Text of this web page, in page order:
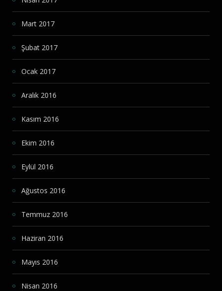
Mart 2017
Şubat 2017
Ocak 2017
Aralık 2016
Kasım 2016
Ekim 2016
Eylül 2016
Ağustos 2016
Temmuz 2016
Haziran 2016
Mayıs 2016
Nisan 2016